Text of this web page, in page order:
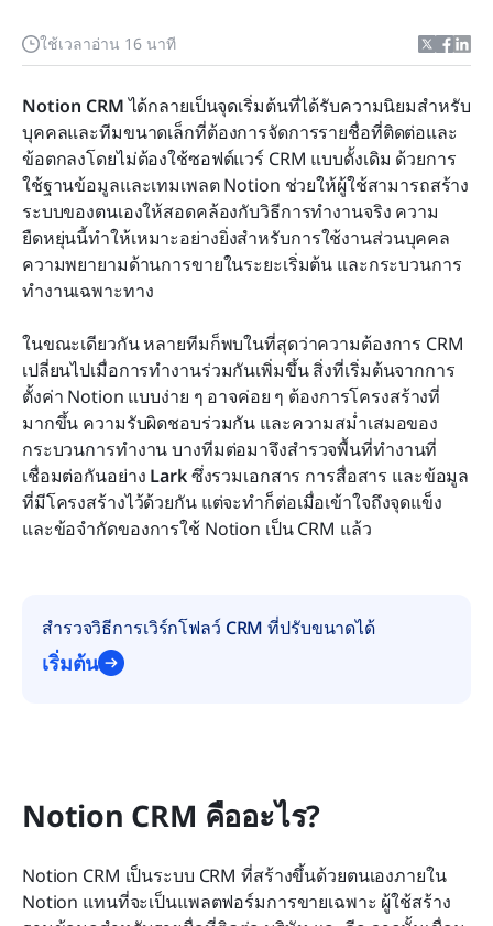
ใช้เวลาอ่าน 16 นาที
Notion CRM ได้กลายเป็นจุดเริ่มต้นที่ได้รับความนิยมสำหรับ
บุคคลและทีมขนาดเล็กที่ต้องการจัดการรายชื่อที่ติดต่อและ
ข้อตกลงโดยไม่ต้องใช้ซอฟต์แวร์ CRM แบบดั้งเดิม ด้วยการ
ใช้ฐานข้อมูลและเทมเพลต Notion ช่วยให้ผู้ใช้สามารถสร้าง
ระบบของตนเองให้สอดคล้องกับวิธีการทำงานจริง ความ
ยืดหยุ่นนี้ทำให้เหมาะอย่างยิ่งสำหรับการใช้งานส่วนบุคคล
ความพยายามด้านการขายในระยะเริ่มต้น และกระบวนการ
ทำงานเฉพาะทาง
ในขณะเดียวกัน หลายทีมก็พบในที่สุดว่าความต้องการ CRM
เปลี่ยนไปเมื่อการทำงานร่วมกันเพิ่มขึ้น สิ่งที่เริ่มต้นจากการ
ตั้งค่า Notion แบบง่าย ๆ อาจค่อย ๆ ต้องการโครงสร้างที่
มากขึ้น ความรับผิดชอบร่วมกัน และความสม่ำเสมอของ
กระบวนการทำงาน บางทีมต่อมาจึงสำรวจพื้นที่ทำงานที่
เชื่อมต่อกันอย่าง Lark ซึ่งรวมเอกสาร การสื่อสาร และข้อมูล
ที่มีโครงสร้างไว้ด้วยกัน แต่จะทำก็ต่อเมื่อเข้าใจถึงจุดแข็ง
และข้อจำกัดของการใช้ Notion เป็น CRM แล้ว
สำรวจวิธีการเวิร์กโฟลว์ CRM ที่ปรับขนาดได้
เริ่มต้น
Notion CRM คืออะไร?
Notion CRM เป็นระบบ CRM ที่สร้างขึ้นด้วยตนเองภายใน
Notion แทนที่จะเป็นแพลตฟอร์มการขายเฉพาะ ผู้ใช้สร้าง
เทมเพลต CRM ของ Notion ที่ดีที่สุดที่ควรลอง
ข้อจำกัดของการใช้ Notion เป็น CRM
เมื่อคุณควรพิจารณาทางเลือก CRM ของ Notion
Lark: ระบบ CRM แบบไม่ต้องเขียนโค้ดที่สามารถ
ขยายได้เกินกว่ารูปแบบสำเร็จรูป
Lark แม่แบบ CRM พร้อมใช้งาน
บทสรุป
คำถามที่พบบ่อย
การอ่านที่เกี่ยวข้อง